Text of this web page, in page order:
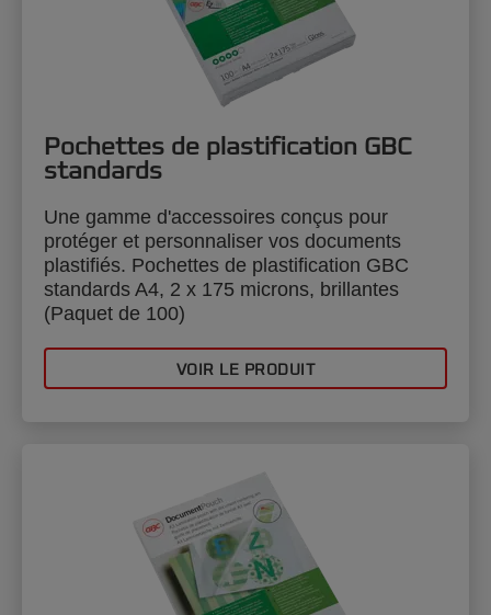
Pochettes de plastification GBC
standards
Une gamme d'accessoires conçus pour
protéger et personnaliser vos documents
plastifiés. Pochettes de plastification GBC
standards A4, 2 x 175 microns, brillantes
(Paquet de 100)
VOIR LE PRODUIT